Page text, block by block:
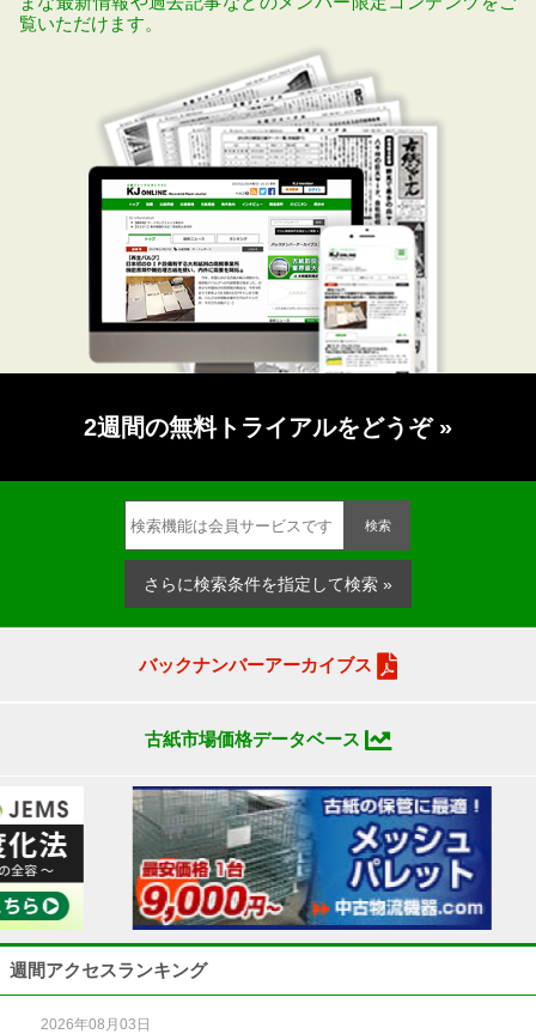
覧いただけます。
2週間の無料トライアルをどうぞ »
検索
さらに検索条件を指定して検索 »
バックナンバーアーカイブス
古紙市場価格データベース
週間アクセスランキング
2026年08月03日